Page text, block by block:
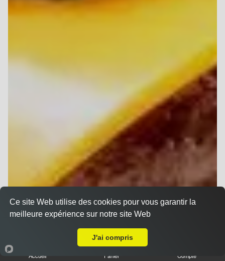
Accueil Panier Compte
Ce site Web utilise des cookies pour vous garantir la
meilleure expérience sur notre site Web
J'ai compris